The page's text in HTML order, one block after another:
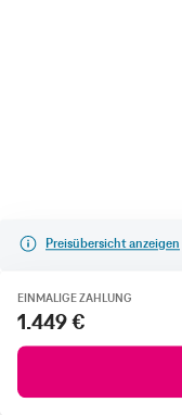
Preisübersicht anzeigen
EINMALIGE ZAHLUNG
1.449 €